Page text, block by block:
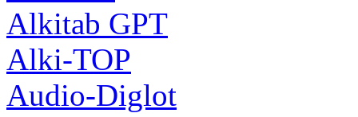
Alkitab GPT
Alki-TOP
Audio-Diglot